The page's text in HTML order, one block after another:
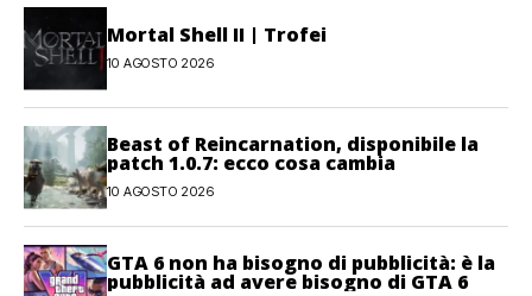
Mortal Shell II | Trofei
10 AGOSTO 2026
Beast of Reincarnation, disponibile la
patch 1.0.7: ecco cosa cambia
10 AGOSTO 2026
GTA 6 non ha bisogno di pubblicità: è la
pubblicità ad avere bisogno di GTA 6